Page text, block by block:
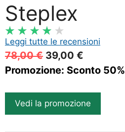
Steplex
Leggi tutte le recensioni
78,00€ Il
prezzo
era:
78,00 €.
39,00 €
prezzo
è:
39,00 €.
Promozione: Sconto 50%
Vedi la promozione